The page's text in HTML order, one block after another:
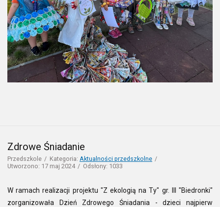
Zdrowe Śniadanie
Przedszkole Kategoria: Aktualności przedszkolne
Utworzono: 17 maj 2024
Odsłony: 1033
W ramach realizacji projektu "Z ekologią na Ty" gr. III "Biedronki"
zorganizowała Dzień Zdrowego Śniadania - dzieci najpierw